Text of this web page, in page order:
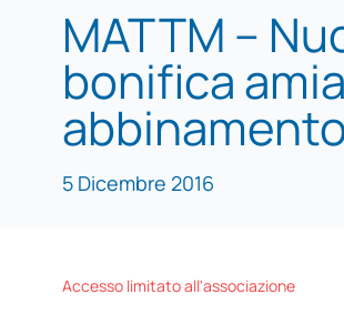
MATTM –
bonifica
5 Dicembre 2016
Accesso limitato all'associazione